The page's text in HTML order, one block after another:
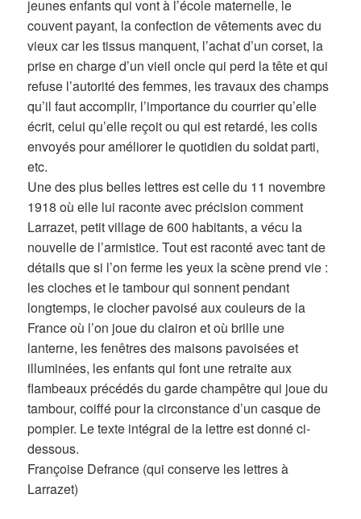
jeunes enfants qui vont à l’école maternelle, le
couvent payant, la confection de vêtements avec du
vieux car les tissus manquent, l’achat d’un corset, la
prise en charge d’un vieil oncle qui perd la tête et qui
refuse l’autorité des femmes, les travaux des champs
qu’il faut accomplir, l’importance du courrier qu’elle
écrit, celui qu’elle reçoit ou qui est retardé, les colis
envoyés pour améliorer le quotidien du soldat parti,
etc.
Une des plus belles lettres est celle du 11 novembre
1918 où elle lui raconte avec précision comment
Larrazet, petit village de 600 habitants, a vécu la
nouvelle de l’armistice. Tout est raconté avec tant de
détails que si l’on ferme les yeux la scène prend vie :
les cloches et le tambour qui sonnent pendant
longtemps, le clocher pavoisé aux couleurs de la
France où l’on joue du clairon et où brille une
lanterne, les fenêtres des maisons pavoisées et
illuminées, les enfants qui font une retraite aux
flambeaux précédés du garde champêtre qui joue du
tambour, coiffé pour la circonstance d’un casque de
pompier. Le texte intégral de la lettre est donné ci-
dessous.
Françoise Defrance (qui conserve les lettres à
Larrazet)